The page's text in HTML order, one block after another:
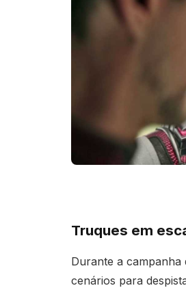
Truques em
Durante a campanha
cenários para